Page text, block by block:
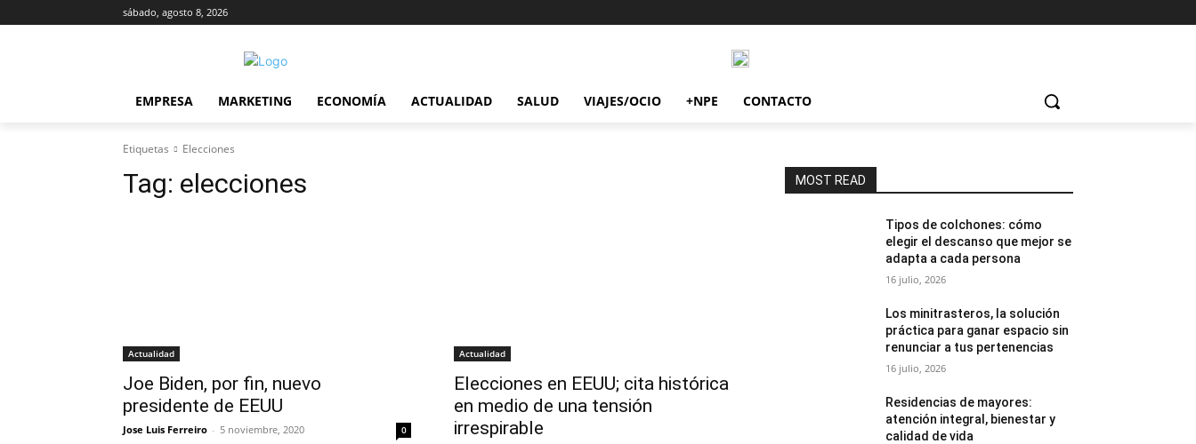
sábado, agosto 8, 2026
EMPRESA MARKETING ECONOMÍA ACTUALIDAD SALUD VIAJES/OCIO +NPE CONTACTO
Etiquetas Elecciones
Tag: elecciones
Actualidad
Joe Biden, por fin, nuevo
presidente de EEUU
Jose Luis Ferreiro - 5 noviembre, 2020 0
Actualidad
Elecciones en EEUU; cita histórica
en medio de una tensión
irrespirable
MOST READ
Tipos de colchones: cómo
elegir el descanso que mejor se
adapta a cada persona
16 julio, 2026
Los minitrasteros, la solución
práctica para ganar espacio sin
renunciar a tus pertenencias
16 julio, 2026
Residencias de mayores:
atención integral, bienestar y
calidad de vida